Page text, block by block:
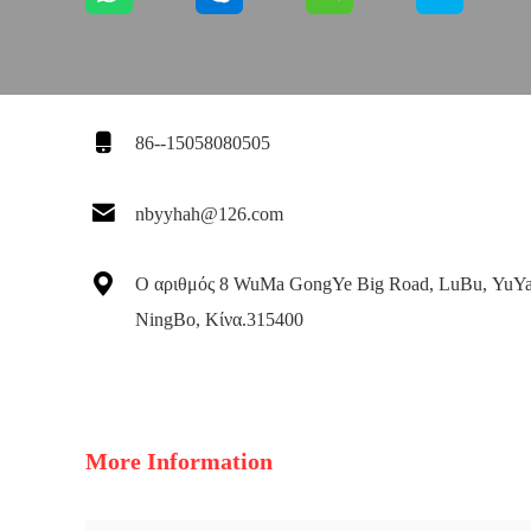
 86--15058080505
 nbyyhah@126.com

Ο αριθμός 8 WuMa GongYe Big Road, LuBu,
NingBo, Κίνα.315400
More Information